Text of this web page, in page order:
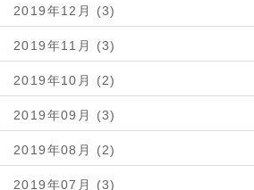
2019年12月 (3)
2019年11月 (3)
2019年10月 (2)
2019年09月 (3)
2019年08月 (2)
2019年07月 (3)